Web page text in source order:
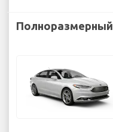
Полноразмерный